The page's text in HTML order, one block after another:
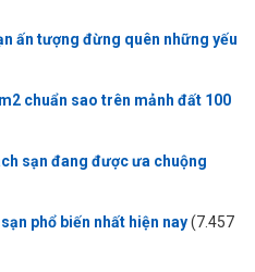
ấn tượng đừng quên những yếu
chuẩn sao trên mảnh đất 100
sạn đang được ưa chuộng
phổ biến nhất hiện nay(7.457